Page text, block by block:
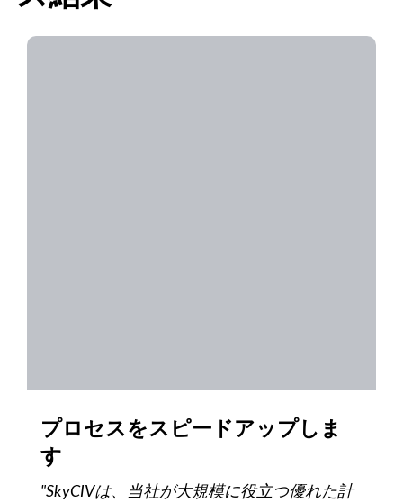
プロセスをスピードアップしま
す
"SkyCIVは、当社が大規模に役立つ優れた計